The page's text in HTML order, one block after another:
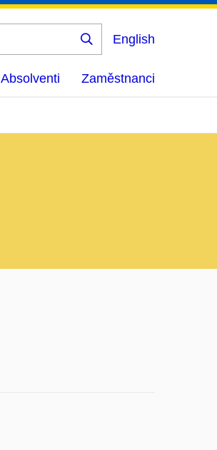
Vyhledat
English
Absolventi Zaměstnanci